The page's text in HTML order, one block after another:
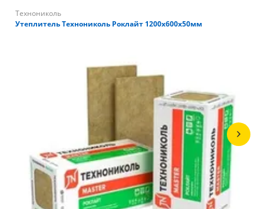
Технониколь
Утеплитель Технониколь Роклайт 1200х600х50мм